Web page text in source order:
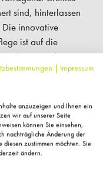
sind, hinterlassen
Die innovative
ist auf die
Sie Ihr
Kosmetik, um
Erleben
Sie sich auf
als auch fühlen.
jetzt online
| Impressum
anzuzeigen und Ihnen ein
wir auf unserer Seite
können Sie einsehen,
nachträgliche Änderung der
zustimmen möchten. Sie
ändern.